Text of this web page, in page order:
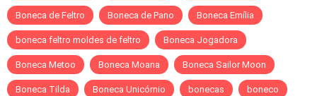
Boneca de Feltro Boneca de Pano Boneca Emília
boneca feltro moldes de feltro Boneca Jogadora
Boneca Metoo Boneca Moana Boneca Sailor Moon
Boneca Tilda Boneca Unicórnio bonecas boneco